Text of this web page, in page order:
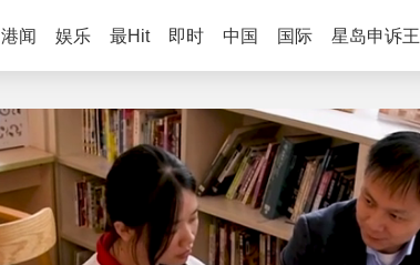
港闻 娱乐 最Hit 即时 中国 国际 星岛申诉王